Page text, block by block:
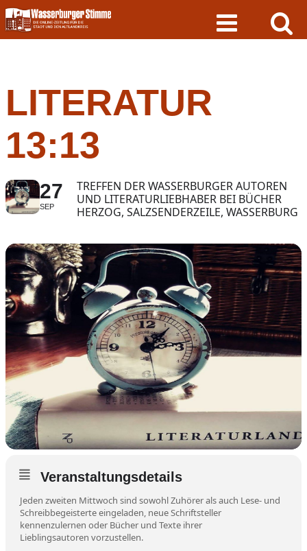
Skip
to
content
LITERATUR
13:13
27
SEP
TREFFEN DER WASSERBURGER AUTOREN
UND LITERATURLIEBHABER BEI BÜCHER
HERZOG, SALZSENDERZEILE, WASSERBURG
Veranstaltungsdetails
Jeden zweiten Mittwoch sind sowohl Zuhörer als auch Lese- und
Schreibbegeisterte eingeladen, neue Schriftsteller
kennenzulernen oder Bücher und Texte ihrer
Lieblingsautoren vorzustellen.